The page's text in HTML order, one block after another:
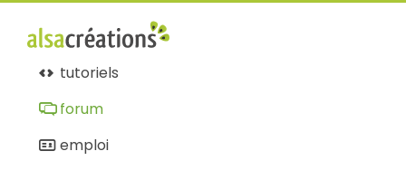
Forum
Alsacréations
tutoriels
forum
emploi